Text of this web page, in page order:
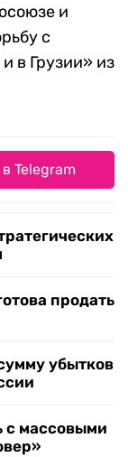
и
с
в Грузии» из
Telegram
продать
убытков
с массовыми